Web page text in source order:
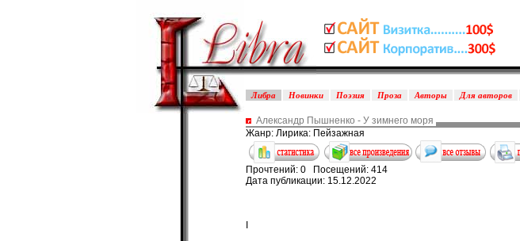
Либра Новинки Поэзия Проза Авторы Для авторов
Александр Пышненко - У зимнего моря
Жанр: Лирика: Пейзажная
Прочтений: 0 Посещений: 414
Дата публикации: 15.12.2022